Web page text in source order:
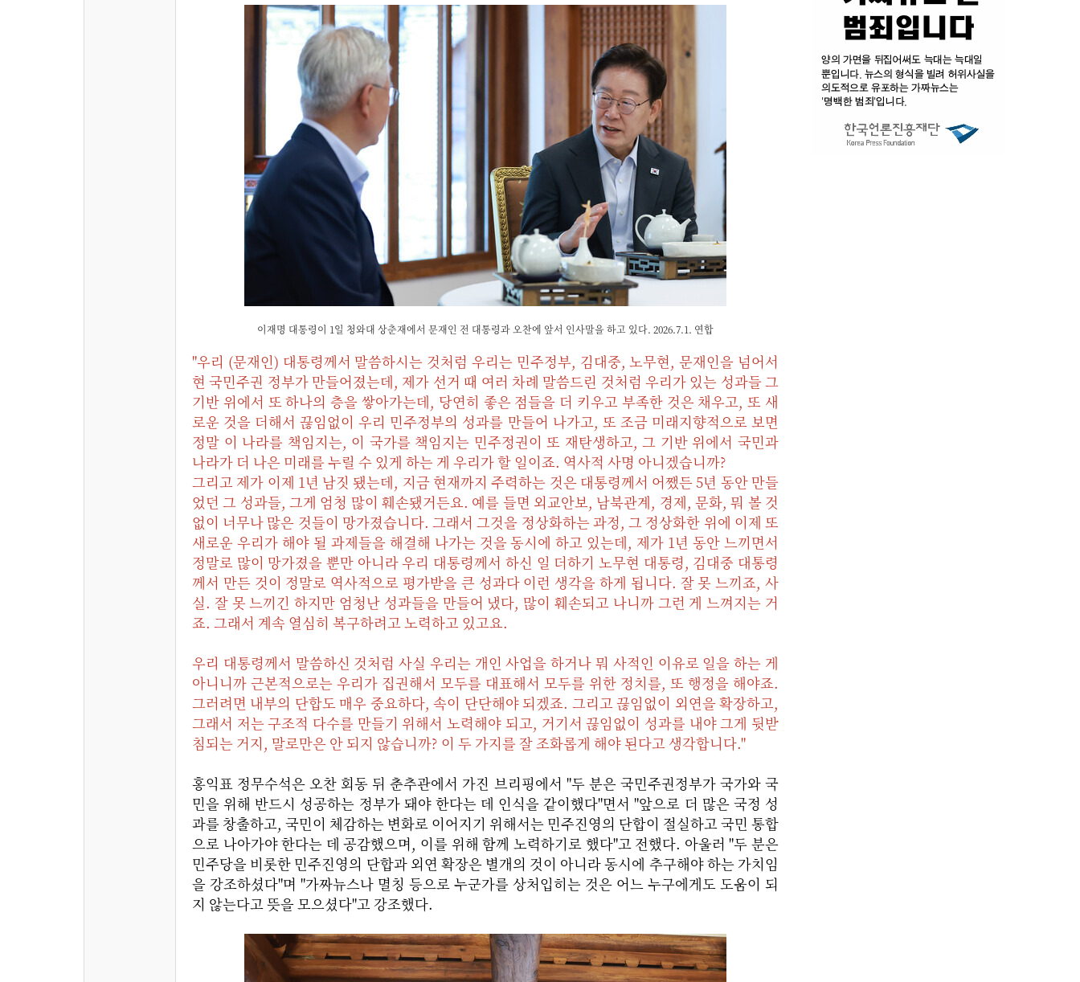
이재명 대통령이 1일 청와대 상춘재에서 문재인 전 대통령과 오찬에 앞서 인사말을 하고 있다. 2026.7.1. 연합
"우리 (문재인) 대통령께서 말씀하시는 것처럼 우리는 민주정부, 김대중, 노무현, 문재인을 넘어서
현 국민주권 정부가 만들어졌는데, 제가 선거 때 여러 차례 말씀드린 것처럼 우리가 있는 성과들 그
기반 위에서 또 하나의 층을 쌓아가는데, 당연히 좋은 점들을 더 키우고 부족한 것은 채우고, 또 새
로운 것을 더해서 끊임없이 우리 민주정부의 성과를 만들어 나가고, 또 조금 미래지향적으로 보면
정말 이 나라를 책임지는, 이 국가를 책임지는 민주정권이 또 재탄생하고, 그 기반 위에서 국민과
나라가 더 나은 미래를 누릴 수 있게 하는 게 우리가 할 일이죠. 역사적 사명 아니겠습니까?
그리고 제가 이제 1년 남짓 됐는데, 지금 현재까지 주력하는 것은 대통령께서 어쨌든 5년 동안 만들
었던 그 성과들, 그게 엄청 많이 훼손됐거든요. 예를 들면 외교안보, 남북관계, 경제, 문화, 뭐 볼 것
없이 너무나 많은 것들이 망가졌습니다. 그래서 그것을 정상화하는 과정, 그 정상화한 위에 이제 또
새로운 우리가 해야 될 과제들을 해결해 나가는 것을 동시에 하고 있는데, 제가 1년 동안 느끼면서
정말로 많이 망가졌을 뿐만 아니라 우리 대통령께서 하신 일 더하기 노무현 대통령, 김대중 대통령
께서 만든 것이 정말로 역사적으로 평가받을 큰 성과다 이런 생각을 하게 됩니다. 잘 못 느끼죠, 사
실. 잘 못 느끼긴 하지만 엄청난 성과들을 만들어 냈다, 많이 훼손되고 나니까 그런 게 느껴지는 거
죠. 그래서 계속 열심히 복구하려고 노력하고 있고요.
우리 대통령께서 말씀하신 것처럼 사실 우리는 개인 사업을 하거나 뭐 사적인 이유로 일을 하는 게
아니니까 근본적으로는 우리가 집권해서 모두를 대표해서 모두를 위한 정치를, 또 행정을 해야죠.
그러려면 내부의 단합도 매우 중요하다, 속이 단단해야 되겠죠. 그리고 끊임없이 외연을 확장하고,
그래서 저는 구조적 다수를 만들기 위해서 노력해야 되고, 거기서 끊임없이 성과를 내야 그게 뒷받
침되는 거지, 말로만은 안 되지 않습니까? 이 두 가지를 잘 조화롭게 해야 된다고 생각합니다."
홍익표 정무수석은 오찬 회동 뒤 춘추관에서 가진 브리핑에서 "두 분은 국민주권정부가 국가와 국
민을 위해 반드시 성공하는 정부가 돼야 한다는 데 인식을 같이했다"면서 "앞으로 더 많은 국정 성
과를 창출하고, 국민이 체감하는 변화로 이어지기 위해서는 민주진영의 단합이 절실하고 국민 통합
으로 나아가야 한다는 데 공감했으며, 이를 위해 함께 노력하기로 했다"고 전했다. 아울러 "두 분은
민주당을 비롯한 민주진영의 단합과 외연 확장은 별개의 것이 아니라 동시에 추구해야 하는 가치임
을 강조하셨다"며 "가짜뉴스나 멸칭 등으로 누군가를 상처입히는 것은 어느 누구에게도 도움이 되
지 않는다고 뜻을 모으셨다"고 강조했다.